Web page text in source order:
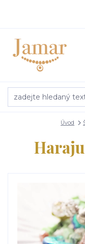
Úvod